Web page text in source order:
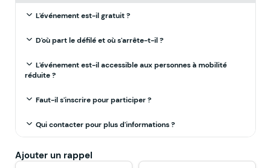
L'événement est-il gratuit ?
D'où part le défilé et où s'arrête-t-il ?
L'événement est-il accessible aux personnes à mobilité
réduite ?
Faut-il s'inscrire pour participer ?
Qui contacter pour plus d'informations ?
Ajouter un rappel